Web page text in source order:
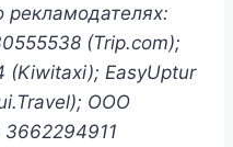
(Trip.com);
EasyUptur
ООО